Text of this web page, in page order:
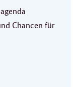
Chancen für